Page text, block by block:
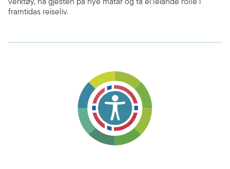
verktøy, nå gjesten på nye måtar og ta ei leiande rolle i
framtidas reiseliv.